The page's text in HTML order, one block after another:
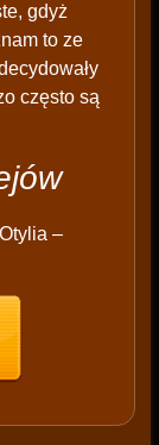
gdyż
to ze
często są
–